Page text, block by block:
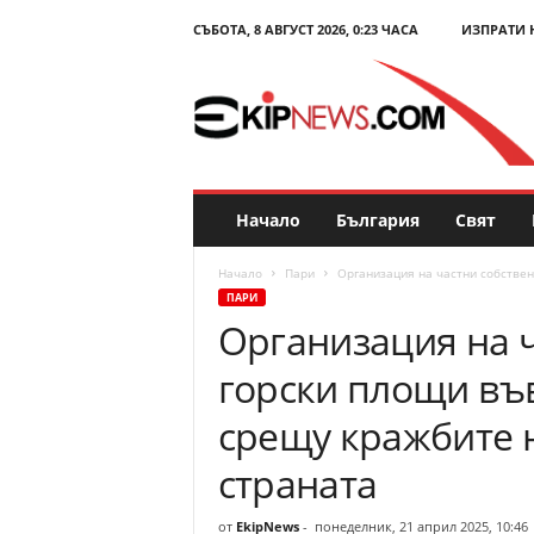
СЪБОТА, 8 АВГУСТ 2026, 0:23 ЧАСА ИЗПРАТИ
E
p
N
Начало България Свят
Начало Пари Организация на частни
ПАРИ
Организация на
горски площи
срещу кражбите
страната
от EkipNews- понеделник, 21 април 2025, 10:46